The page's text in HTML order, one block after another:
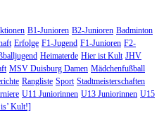
B1-Junioren B2-Junioren Badminton
Erfolge F1-Jugend F1-Junioren F2-
Heimaterde Hier ist Kult JHV
MSV Duisburg Damen Mädchenfußball
Rangliste Sport Stadtmeisterschaften
U11 Juniorinnen U13 Juniorinnen U15
Kult!]